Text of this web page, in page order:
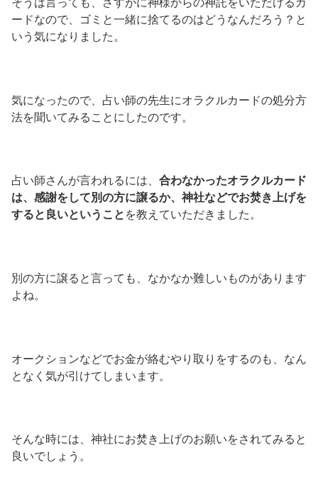
そうは言っても、さすがに神様からの神託をいただけるカ
ードなので、ゴミと一緒に捨てるのはどうなんだろう？と
いう気になりました。
気になったので、占い師の先生にオラクルカードの処分方
法を聞いてみることにしたのです。
占い師さんが言われるには、 合わなかったオラクルカード
は、感謝をして別の方に譲るか、神社などでお焚き上げを
すると良いということ を教えていただきました。
別の方に譲ると言っても、なかなか難しいものがあります
よね。
オークションなどでお金が絡むやり取りをするのも、なん
となく気が引けてしまいます。
そんな時には、神社にお焚き上げのお願いをされてみると
良いでしょう。